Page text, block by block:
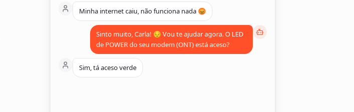
Minha internet caiu, não funciona nada 😡
Sinto muito, Carla! 😔 Vou te ajudar agora. O LED
de POWER do seu modem (ONT) está aceso?
Sim, tá aceso verde